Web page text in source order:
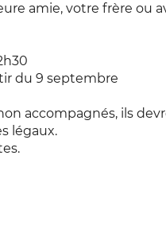
amie, votre frère ou
du 9 septembre
accompagnés, ils
légaux.